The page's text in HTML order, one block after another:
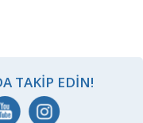
TAKIP EDIN!